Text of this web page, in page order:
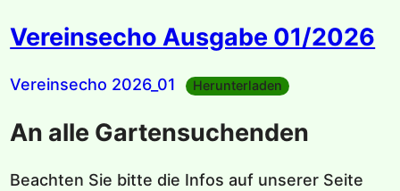
Vereinsecho Ausgabe 01/2026
Vereinsecho 2026_01 Herunterladen
An alle Gartensuchenden
Beachten Sie bitte die Infos auf unserer Seite